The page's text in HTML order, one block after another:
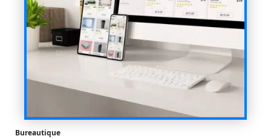
Bureautique